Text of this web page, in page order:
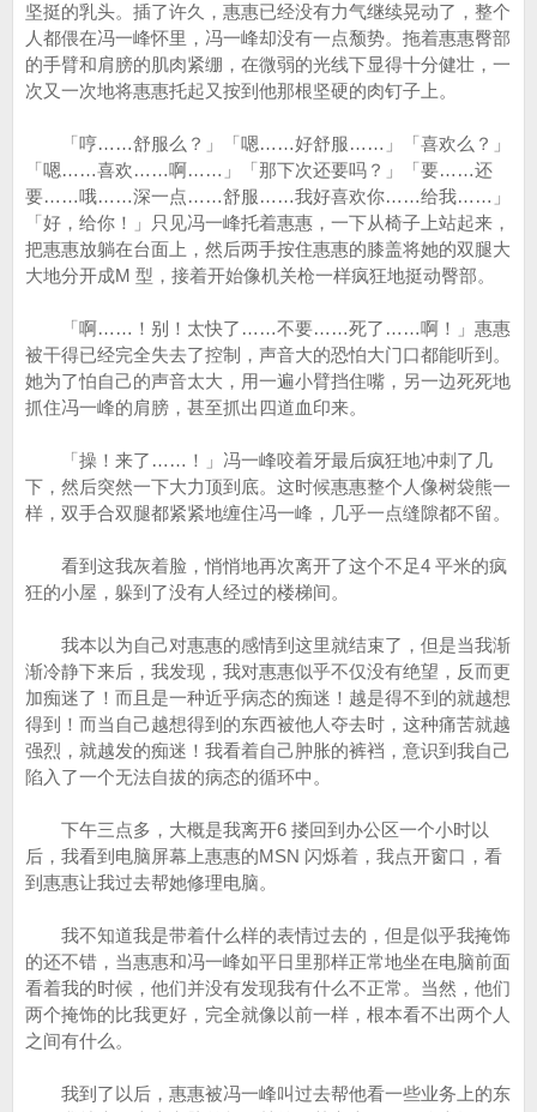
坚挺的乳头。插了许久，惠惠已经没有力气继续晃动了，整个
人都偎在冯一峰怀里，冯一峰却没有一点颓势。拖着惠惠臀部
的手臂和肩膀的肌肉紧绷，在微弱的光线下显得十分健壮，一
次又一次地将惠惠托起又按到他那根坚硬的肉钉子上。
「哼……舒服么？」「嗯……好舒服……」「喜欢么？」
「嗯……喜欢……啊……」「那下次还要吗？」「要……还
要……哦……深一点……舒服……我好喜欢你……给我……」
「好，给你！」只见冯一峰托着惠惠，一下从椅子上站起来，
把惠惠放躺在台面上，然后两手按住惠惠的膝盖将她的双腿大
大地分开成M 型，接着开始像机关枪一样疯狂地挺动臀部。
「啊……！别！太快了……不要……死了……啊！」惠惠
被干得已经完全失去了控制，声音大的恐怕大门口都能听到。
她为了怕自己的声音太大，用一遍小臂挡住嘴，另一边死死地
抓住冯一峰的肩膀，甚至抓出四道血印来。
「操！来了……！」冯一峰咬着牙最后疯狂地冲刺了几
下，然后突然一下大力顶到底。这时候惠惠整个人像树袋熊一
样，双手合双腿都紧紧地缠住冯一峰，几乎一点缝隙都不留。
看到这我灰着脸，悄悄地再次离开了这个不足4 平米的疯
狂的小屋，躲到了没有人经过的楼梯间。
我本以为自己对惠惠的感情到这里就结束了，但是当我渐
渐冷静下来后，我发现，我对惠惠似乎不仅没有绝望，反而更
加痴迷了！而且是一种近乎病态的痴迷！越是得不到的就越想
得到！而当自己越想得到的东西被他人夺去时，这种痛苦就越
强烈，就越发的痴迷！我看着自己肿胀的裤裆，意识到我自己
陷入了一个无法自拔的病态的循环中。
下午三点多，大概是我离开6 搂回到办公区一个小时以
后，我看到电脑屏幕上惠惠的MSN 闪烁着，我点开窗口，看
到惠惠让我过去帮她修理电脑。
我不知道我是带着什么样的表情过去的，但是似乎我掩饰
的还不错，当惠惠和冯一峰如平日里那样正常地坐在电脑前面
看着我的时候，他们并没有发现我有什么不正常。当然，他们
两个掩饰的比我更好，完全就像以前一样，根本看不出两个人
之间有什么。
我到了以后，惠惠被冯一峰叫过去帮他看一些业务上的东